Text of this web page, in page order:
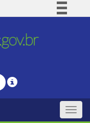
Comunica BR
Legislação
Toggle